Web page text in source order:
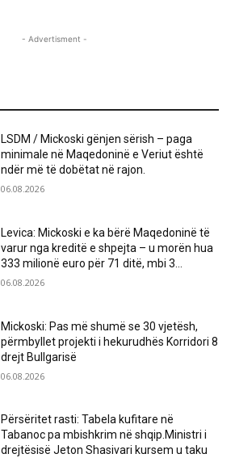
- Advertisment -
LSDM / Mickoski gënjen sërish – paga
minimale në Maqedoninë e Veriut është
ndër më të dobëtat në rajon.
06.08.2026
Levica: Mickoski e ka bërë Maqedoninë të
varur nga kreditë e shpejta – u morën hua
333 milionë euro për 71 ditë, mbi 3...
06.08.2026
Mickoski: Pas më shumë se 30 vjetësh,
përmbyllet projekti i hekurudhës Korridori 8
drejt Bullgarisë
06.08.2026
Përsëritet rasti: Tabela kufitare në
Tabanoc pa mbishkrim në shqip.Ministri i
drejtësisë Jeton Shasivari kursem u taku